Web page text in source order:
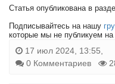
Статья опубликована в
Подписывайтесь на нашу
которые мы не публикуем на
17 июл 2024, 13:55,
0 Комментариев